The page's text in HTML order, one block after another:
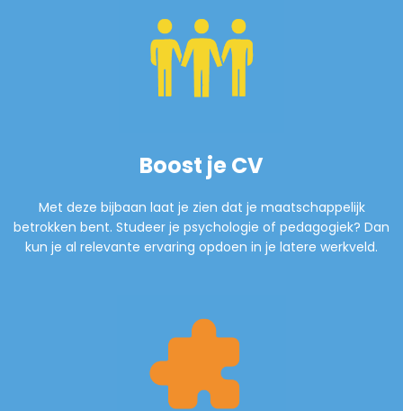
Boost je CV
Met deze bijbaan laat je zien dat je maatschappelijk
betrokken bent. Studeer je psychologie of pedagogiek? Dan
kun je al relevante ervaring opdoen in je latere werkveld.